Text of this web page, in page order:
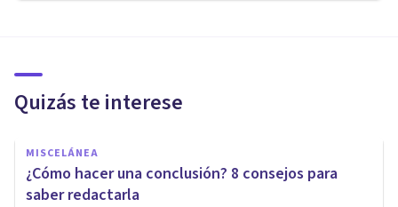
Quizás te interese
MISCELÁNEA
¿Cómo hacer una conclusión? 8 consejos para
saber redactarla